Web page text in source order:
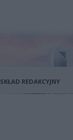
SKŁAD REDAKCYJNY